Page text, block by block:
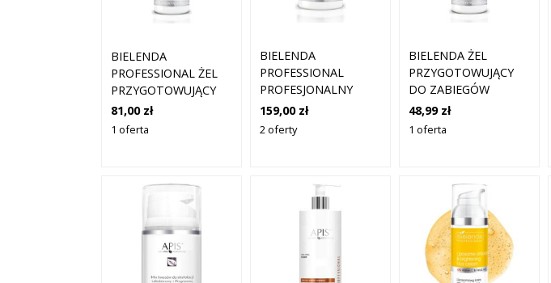
BIELENDA
PROFESSIONAL ŻEL
PRZYGOTOWUJĄCY
DO EKSFOLIACJI 10%
KWAS MIGDAŁOWY +
81,00 zł
1 oferta
BIELENDA
PROFESSIONAL
PROFESJONALNY
PEELING 40% KWAS
MIGDAŁOWY + AHA +
159,00 zł
2 oferty
BIELENDA ŻEL
PRZYGOTOWUJĄCY
DO ZABIEGÓW
EKSFOLIACJI 200G
48,99 zł
1 oferta